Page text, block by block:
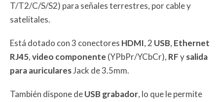
T/T2/C/S/S2) para señales terrestres, por cable y
satelitales.
Está dotado con 3 conectores HDMI, 2 USB, Ethernet
RJ45,video componente (YPbPr/YCbCr), RFysalida
para auricularesJack de 3.5mm.
También dispone deUSB grabador, lo que le permite